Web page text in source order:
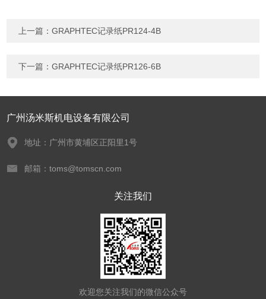
上一篇：GRAPHTEC记录纸PR124-4B
下一篇：GRAPHTEC记录纸PR126-6B
广州汤米斯机电设备有限公司
地址：广州市黄埔区正阳里1号
邮箱：toms@tomscn.com
关注我们
欢迎您关注我们的微信公众号